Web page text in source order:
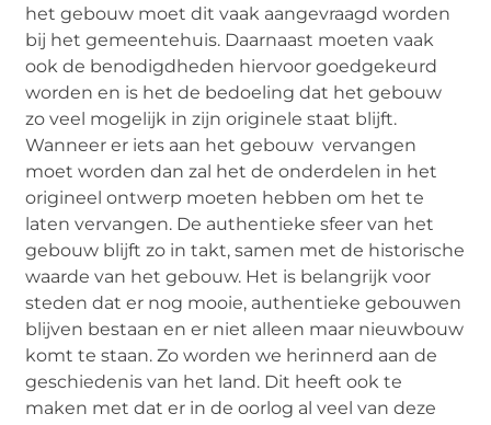
het gebouw moet dit vaak aangevraagd worden
bij het gemeentehuis. Daarnaast moeten vaak
ook de benodigdheden hiervoor goedgekeurd
worden en is het de bedoeling dat het gebouw
zo veel mogelijk in zijn originele staat blijft.
Wanneer er iets aan het gebouw vervangen
moet worden dan zal het de onderdelen in het
origineel ontwerp moeten hebben om het te
laten vervangen. De authentieke sfeer van het
gebouw blijft zo in takt, samen met de historische
waarde van het gebouw. Het is belangrijk voor
steden dat er nog mooie, authentieke gebouwen
blijven bestaan en er niet alleen maar nieuwbouw
komt te staan. Zo worden we herinnerd aan de
geschiedenis van het land. Dit heeft ook te
maken met dat er in de oorlog al veel van deze